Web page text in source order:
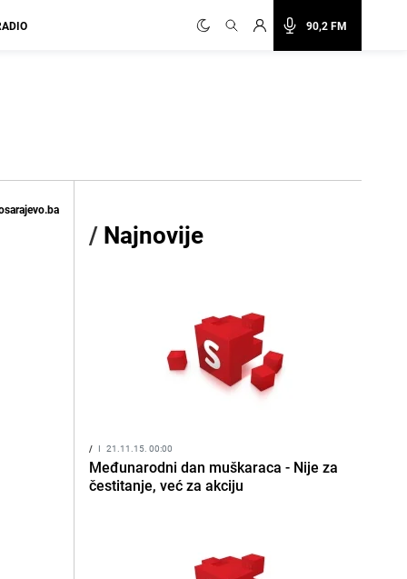
90,2 FM
/ Najnovije
/ I 21.11.15. 00:00
Međunarodni dan muškaraca - Nije za
čestitanje, već za akciju